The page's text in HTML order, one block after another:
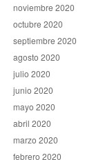
noviembre 2020
octubre 2020
septiembre 2020
agosto 2020
julio 2020
junio 2020
mayo 2020
abril 2020
marzo 2020
febrero 2020